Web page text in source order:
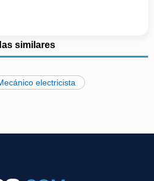
similares
electricista